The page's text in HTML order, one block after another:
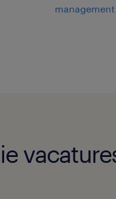
management